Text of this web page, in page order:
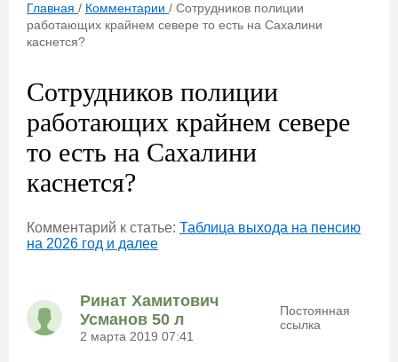
Главная / Комментарии / Сотрудников полиции
работающих крайнем севере то есть на Сахалини
каснется?
Сотрудников полиции
работающих крайнем севере
то есть на Сахалини
каснется?
Комментарий к статье: Таблица выхода на пенсию
на 2026 год и далее
Ринат Хамитович
Усманов 50 л
2 марта 2019 07:41
Постоянная
ссылка